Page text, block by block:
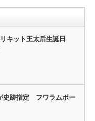
キット王太后生誕日
史跡指定 フワラムポー